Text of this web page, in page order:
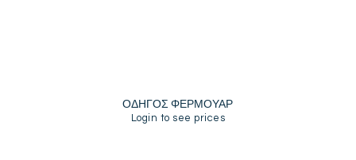
ΟΔΗΓΟΣ ΦΕΡΜΟΥΑΡ
Login to see prices